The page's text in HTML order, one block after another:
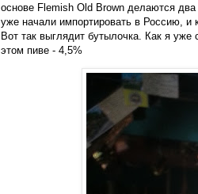
основе Flemish Old Brown делаются
уже начали импортировать в Россию, и
Вот так выглядит бутылочка. Как я
этом пиве - 4,5%